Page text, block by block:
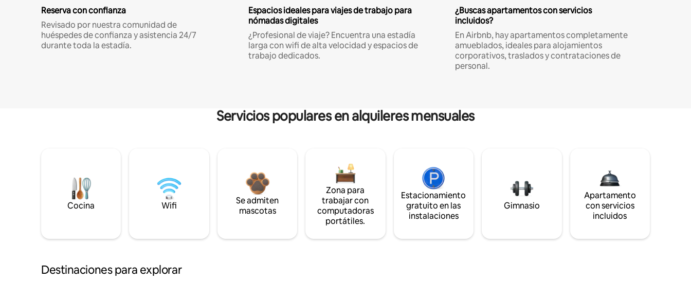
Reserva con confianza
Revisado por nuestra comunidad de
huéspedes de confianza y asistencia 24/7
durante toda la estadía.
Espacios ideales para viajes de trabajo para
nómadas digitales
¿Profesional de viaje? Encuentra una estadía
larga con wifi de alta velocidad y espacios de
trabajo dedicados.
¿Buscas apartamentos con servicios
incluidos?
En Airbnb, hay apartamentos completamente
amueblados, ideales para alojamientos
corporativos, traslados y contrataciones de
personal.
Servicios populares en alquileres mensuales
Cocina Wifi
Se admiten
mascotas
Zona para
trabajar con
computadoras
portátiles.
Estacionamiento
gratuito en las
instalaciones
Gimnasio
Apartamento
con servicios
incluidos
Destinaciones para explorar